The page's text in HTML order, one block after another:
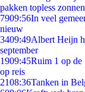
pakken topless
7909:56In veel
nieuw
3409:49Albert Heijn
september
1909:45Ruim 1 op de
op reis
2108:36Tanken in